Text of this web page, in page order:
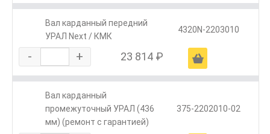
Вал карданный передний
УРАЛ Next / КМК
4320N-2203010
- + 23 814 ₽ Ä
Вал карданный
промежуточный УРАЛ (436
мм) (ремонт с гарантией)
375-2202010-02